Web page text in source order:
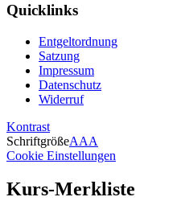
Quicklinks
Entgeltordnung
Satzung
Impressum
Datenschutz
Widerruf
Kontrast
SchriftgrößeAAA
Cookie Einstellungen
Kurs-Merkliste